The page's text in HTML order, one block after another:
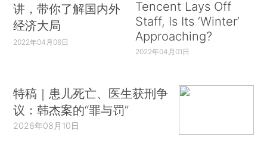
讲，带你了解国内外
经济大局
2022年04月06日
Tencent Lays Off
Staff, Is Its ‘Winter’
Approaching?
2022年04月01日
特稿｜患儿死亡、医生获刑争
议：韩杰案的“罪与罚”
2026年08月10日